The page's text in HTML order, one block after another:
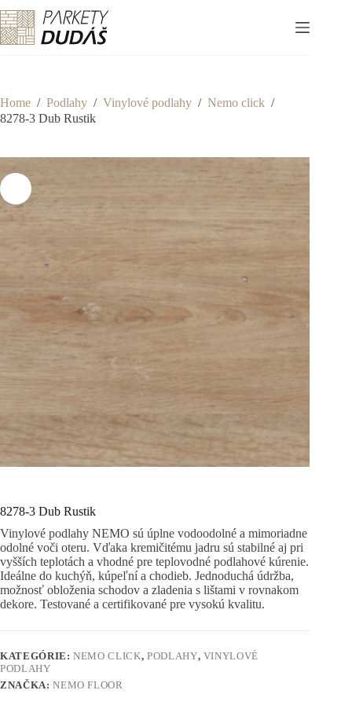
to
content
Home / Podlahy / Vinylové podlahy / Nemo click /
8278-3 Dub Rustik
8278-3 Dub Rustik
Vinylové podlahy NEMO sú úplne vodoodolné a mimoriadne
odolné voči oteru. Vďaka kremičitému jadru sú stabilné aj pri
vyšších teplotách a vhodné pre teplovodné podlahové kúrenie.
Ideálne do kuchýň, kúpeľní a chodieb. Jednoduchá údržba,
možnosť obloženia schodov a zladenia s lištami v rovnakom
dekore. Testované a certifikované pre vysokú kvalitu.
KATEGÓRIE:NEMO CLICK, PODLAHY, VINYLOVÉ
PODLAHY
ZNAČKA:NEMO FLOOR